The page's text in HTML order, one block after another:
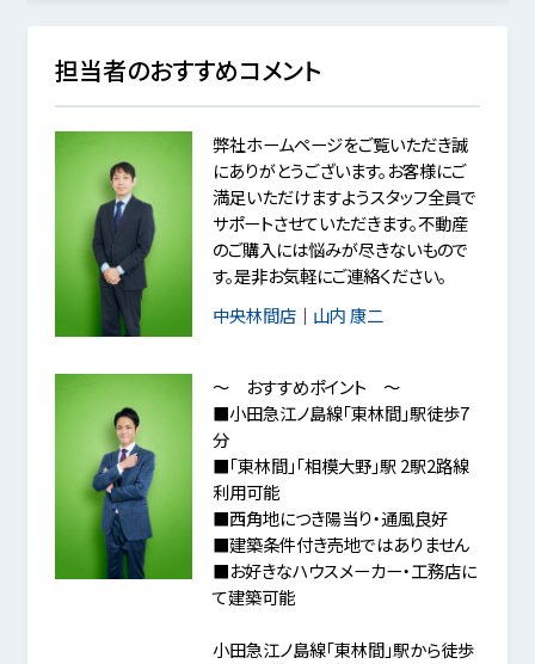
担当者のおすすめコメント
弊社ホームページをご覧いただき誠
にありがとうございます。お客様にご
満足いただけますようスタッフ全員で
サポートさせていただきます。不動産
のご購入には悩みが尽きないもので
す。是非お気軽にご連絡ください。
中央林間店｜ 山内 康二
～ おすすめポイント ～
■小田急江ノ島線「東林間」駅徒歩7
分
■「東林間」「相模大野」駅 2駅2路線
利用可能
■西角地につき陽当り・通風良好
■建築条件付き売地ではありません
■お好きなハウスメーカー・工務店に
て建築可能
小田急江ノ島線「東林間」駅から徒歩